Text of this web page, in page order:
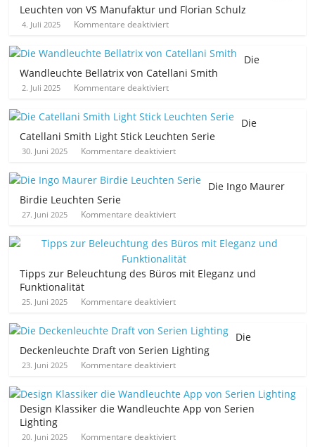
Leuchten von VS Manufaktur und Florian Schulz
4. Juli 2025 Kommentare deaktiviert
Die
Wandleuchte Bellatrix von Catellani Smith
2. Juli 2025 Kommentare deaktiviert
Die
Catellani Smith Light Stick Leuchten Serie
30. Juni 2025 Kommentare deaktiviert
Die Ingo Maurer
Birdie Leuchten Serie
27. Juni 2025 Kommentare deaktiviert
Tipps zur Beleuchtung des Büros mit Eleganz und
Funktionalität
25. Juni 2025 Kommentare deaktiviert
Die
Deckenleuchte Draft von Serien Lighting
23. Juni 2025 Kommentare deaktiviert
Design Klassiker die Wandleuchte App von Serien
Lighting
20. Juni 2025 Kommentare deaktiviert